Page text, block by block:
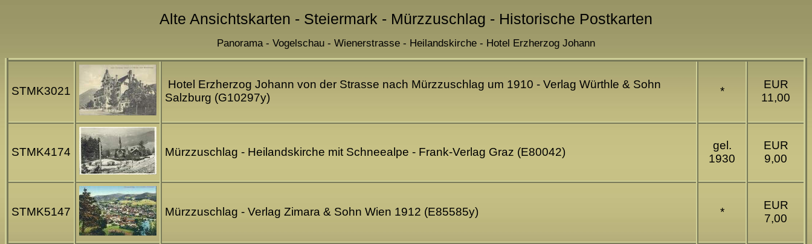
Alte Ansichtskarten - Steiermark - Mürzzuschlag - Historische Postkarten
Panorama - Vogelschau - Wienerstrasse - Heilandskirche - Hotel Erzherzog Johann
STMK3021
Hotel Erzherzog Johann von der Strasse nach Mürzzuschlag um 1910 - Verlag Würthle & Sohn
Salzburg (G10297y)
*
EUR
11,00
STMK4174 Mürzzuschlag - Heilandskirche mit Schneealpe - Frank-Verlag Graz (E80042)
gel.
1930
EUR
9,00
STMK5147 Mürzzuschlag - Verlag Zimara & Sohn Wien 1912 (E85585y) *
EUR
7,00